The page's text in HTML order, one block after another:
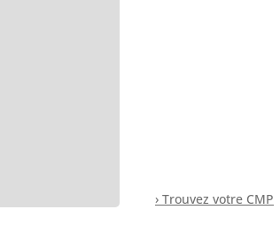
› Trouvez votre CMP